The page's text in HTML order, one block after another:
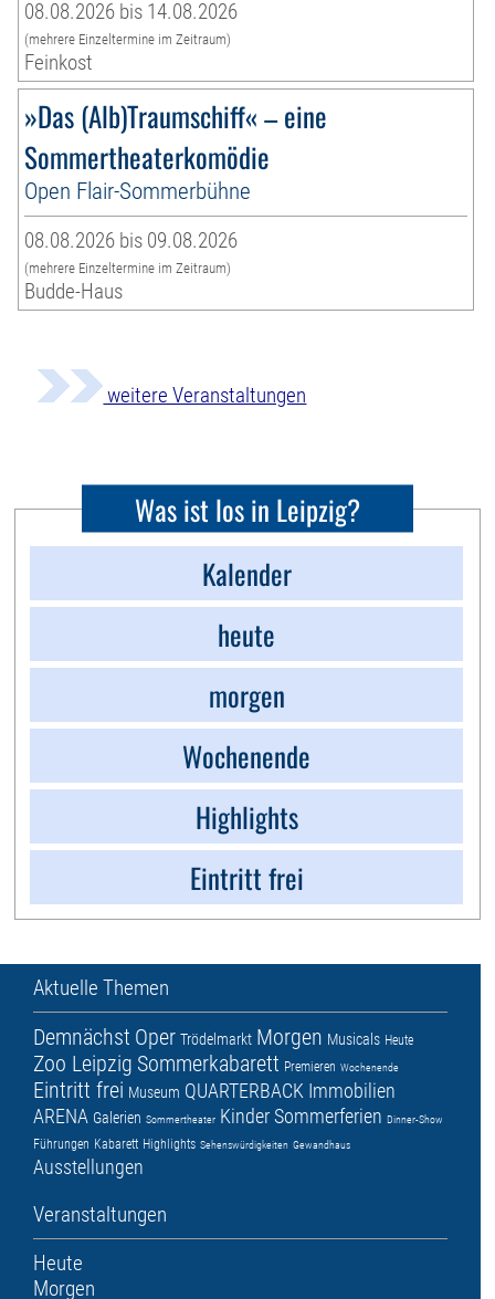
08.08.2026 bis 14.08.2026
(mehrere Einzeltermine im Zeitraum)
Feinkost
»Das (Alb)Traumschiff« – eine
Sommertheaterkomödie
Open Flair-Sommerbühne
08.08.2026 bis 09.08.2026
(mehrere Einzeltermine im Zeitraum)
Budde-Haus
weitere Veranstaltungen
Was ist los in Leipzig?
Kalender
heute
morgen
Wochenende
Highlights
Eintritt frei
Aktuelle Themen
Demnächst Oper Trödelmarkt Morgen Musicals Heute
Zoo Leipzig Sommerkabarett Premieren Wochenende
Eintritt frei Museum QUARTERBACK Immobilien
ARENA Galerien Sommertheater KinderSommerferien Dinner-Show
Führungen Kabarett Highlights Sehenswürdigkeiten Gewandhaus
Ausstellungen
Veranstaltungen
Heute
Morgen